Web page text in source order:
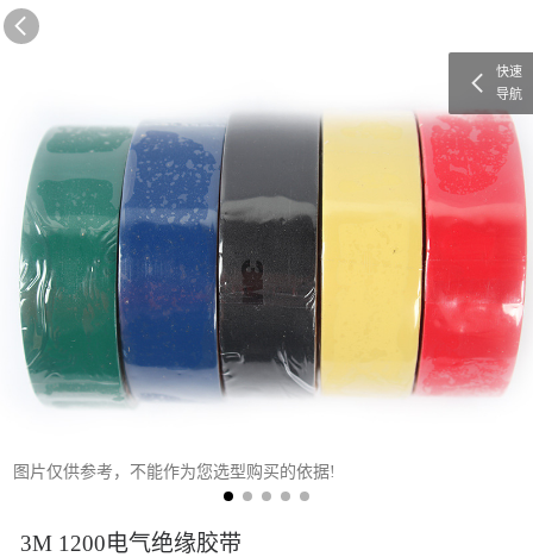
图片仅供参考，不能作为您选型购买的依据!
3M 1200电气绝缘胶带
快速
导航